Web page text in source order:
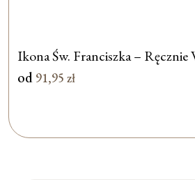
Ikona Św. Franciszka – Ręcznie
od 91,95 zł